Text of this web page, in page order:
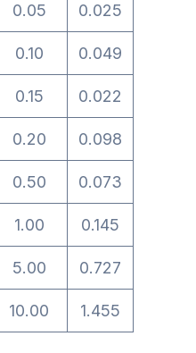
0.05 0.025
0.10 0.049
0.15 0.022
0.20 0.098
0.50 0.073
1.00 0.145
5.00 0.727
10.00 1.455